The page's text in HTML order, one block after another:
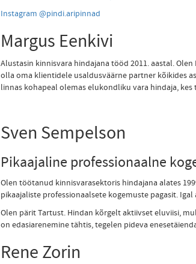
Instagram @pindi.aripinnad
Margus Eenkivi
Alustasin kinnisvara hindajana tööd 2011. aastal.
olla oma klientidele usaldusväärne partner kõikides
linnas kohapeal olemas elukondliku vara hindaja,
Sven Sempelson
Pikaajaline professionaalne
Olen töötanud kinnisvarasektoris hindajana alates
pikaajaliste professionaalsete kogemuste pagasit.
Olen pärit Tartust. Hindan kõrgelt aktiivset eluviisi,
on edasiarenemine tähtis, tegelen pideva
Rene Zorin